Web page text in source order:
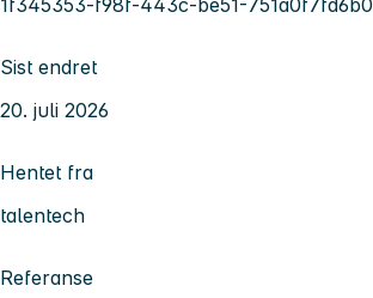
1f345353-f98f-443c-be51-751a0f7fd6b0
Sist endret
20. juli 2026
Hentet fra
talentech
Referanse